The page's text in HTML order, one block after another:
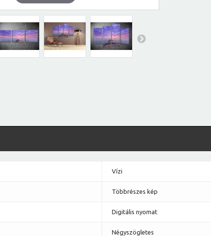
Vízi
Többrészes kép
Digitális nyomat
Négyszögletes